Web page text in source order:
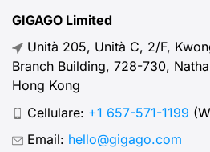
ottenere e utilizzare una
SIM o eSIM Vinaphone
GIGAGO Limited
Unità 205, Unità C, 2/F,
Branch Building, 728-730,
Hong Kong
Cellulare: +1 657-571-1199
Email: hello@gigago.com